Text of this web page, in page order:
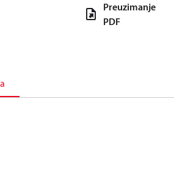
Preuzimanje
PDF